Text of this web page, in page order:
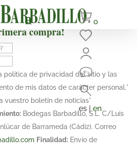
un 10% de descuento en tu
compra!
política de privacidad del sitio y las
de mis datos de carácter personal.*
vuestro boletín de noticias*
Bodegas Barbadillo, S.L. C/Luis
de Barrameda (Cádiz). Correo
Finalidad: Envío de
0
es |en